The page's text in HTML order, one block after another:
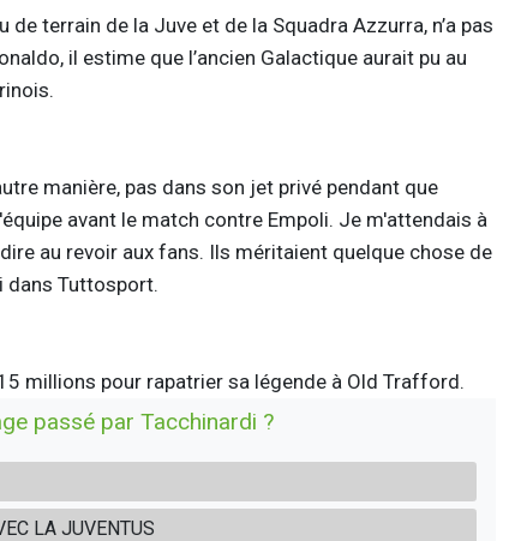
de terrain de la Juve et de la Squadra Azzurra, n’a pas
il estime que l’ancien Galactique aurait pu au
manière, pas dans son jet privé pendant que
avant le match contre Empoli. Je m'attendais à
au revoir aux fans. Ils méritaient quelque chose de
dans Tuttosport.
millions pour rapatrier sa légende à Old Trafford.
passé par Tacchinardi ?
LA JUVENTUS